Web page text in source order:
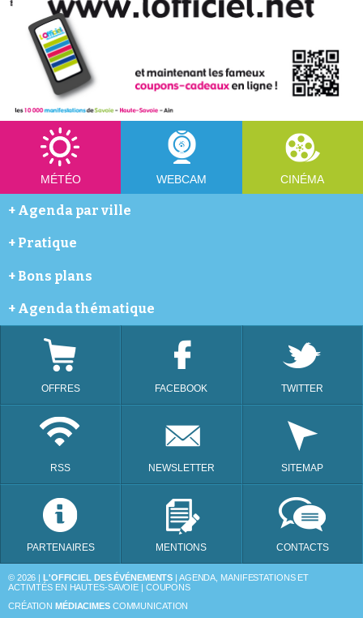
MÉTÉO WEBCAM CINÉMA
+ Agenda par ville
Abondance
Annecy
Avoriaz
Bonneville
Évian-les-Bains
La Chapelle-d'Abondance
Taninges
Thonon-les-Bains
+ Pratique
Cinéma
Webcams
Programme télé
+ Bons plans
Coupon de réductions
+ Agenda thématique
Animation dans les commerces et portes ouvertes
Bourse d'échange
OFFRES FACEBOOK TWITTER
RSS NEWSLETTER SITEMAP
PARTENAIRES MENTIONS CONTACTS
© 2026 |L'OFFICIEL DES ÉVÉNEMENTS | AGENDA, MANIFESTATIONS ET
ACTIVITÉS EN HAUTES-SAVOIE | COUPONS
CRÉATIONMÉDIACIMESCOMMUNICATION